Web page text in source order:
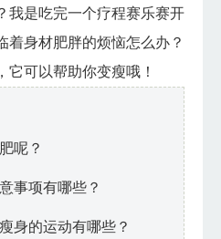
我是吃完一个疗程赛乐赛开
着身材肥胖的烦恼怎么办？
它可以帮助你变瘦哦！
呢？
事项有哪些？
身的运动有哪些？